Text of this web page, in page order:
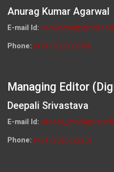
Anurag Kumar Agarwal
E-mail Id:
Phone: (+91) 7800009900
Managing Editor
Deepali Srivastava
E-mail Id:
Phone: (+91) 9026692259